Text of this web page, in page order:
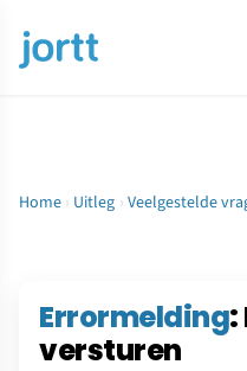
Home › Uitleg › Veelgestelde
Errormelding:
versturen